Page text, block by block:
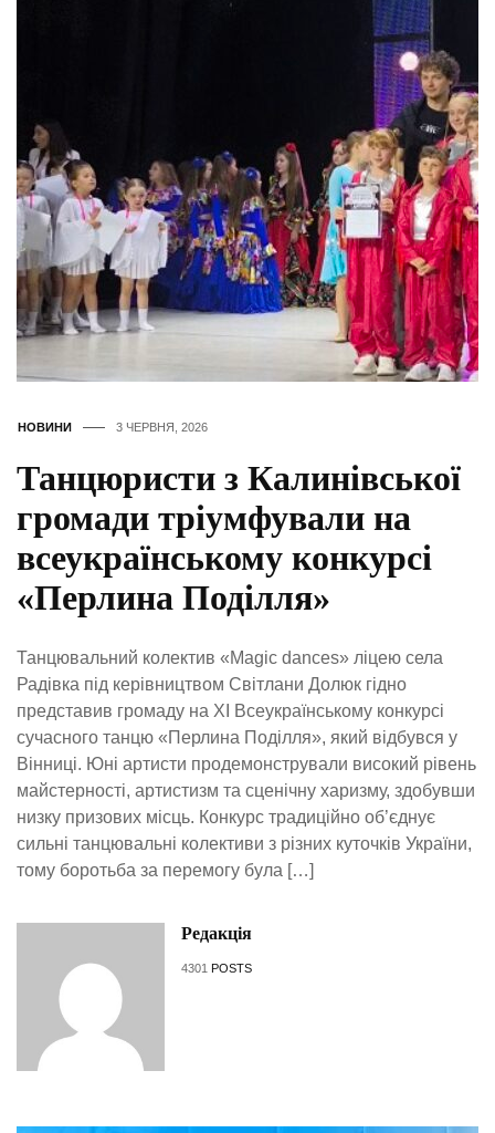
НОВИНИ 3 ЧЕРВНЯ, 2026
Танцюристи з Калинівської
громади тріумфували на
всеукраїнському конкурсі
«Перлина Поділля»
Танцювальний колектив «Magic dances» ліцею села
Радівка під керівництвом Світлани Долюк гідно
представив громаду на ХІ Всеукраїнському конкурсі
сучасного танцю «Перлина Поділля», який відбувся у
Вінниці. Юні артисти продемонстрували високий рівень
майстерності, артистизм та сценічну харизму, здобувши
низку призових місць. Конкурс традиційно об’єднує
сильні танцювальні колективи з різних куточків України,
тому боротьба за перемогу була […]
Редакція
4301 POSTS